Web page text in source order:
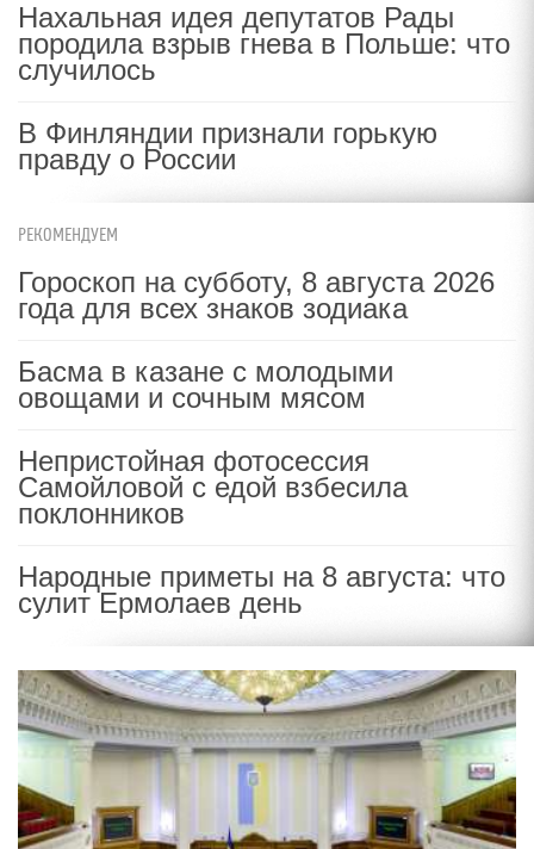
Нахальная идея депутатов Рады
породила взрыв гнева в Польше: что
случилось
В Финляндии признали горькую
правду о России
РЕКОМЕНДУЕМ
Гороскоп на субботу, 8 августа 2026
года для всех знаков зодиака
Басма в казане с молодыми
овощами и сочным мясом
Непристойная фотосессия
Самойловой с едой взбесила
поклонников
Народные приметы на 8 августа: что
сулит Ермолаев день